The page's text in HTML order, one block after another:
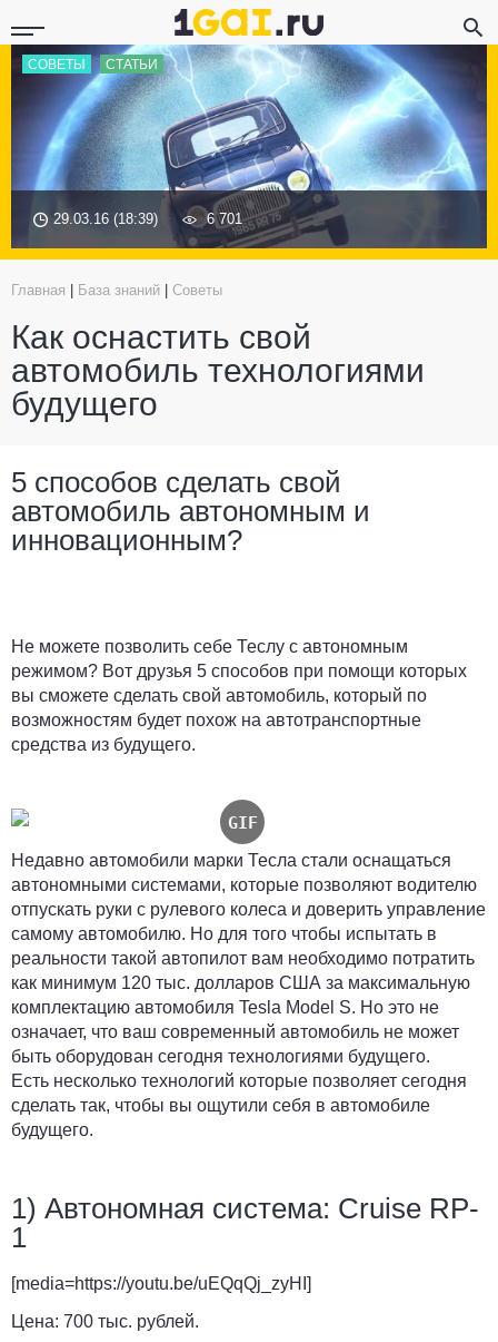
СОВЕТЫ СТАТЬИ
29.03.16 (18:39) 6 701
Главная База знаний Советы
Как оснастить свой
автомобиль технологиями
будущего
5 способов сделать свой
автомобиль автономным и
инновационным?
Не можете позволить себе Теслу с автономным
режимом? Вот друзья 5 способов при помощи которых
вы сможете сделать свой автомобиль, который по
возможностям будет похож на автотранспортные
средства из будущего.
Недавно автомобили марки Тесла стали оснащаться
автономными системами, которые позволяют водителю
отпускать руки с рулевого колеса и доверить управление
самому автомобилю. Но для того чтобы испытать в
реальности такой автопилот вам необходимо потратить
как минимум 120 тыс. долларов США за максимальную
комплектацию автомобиля Tesla Model S. Но это не
означает, что ваш современный автомобиль не может
быть оборудован сегодня технологиями будущего.
Есть несколько технологий которые позволяет сегодня
сделать так, чтобы вы ощутили себя в автомобиле
будущего.
1) Автономная система: Cruise RP-
1
[media=https://youtu.be/uEQqQj_zyHI]
Цена: 700 тыс. рублей.